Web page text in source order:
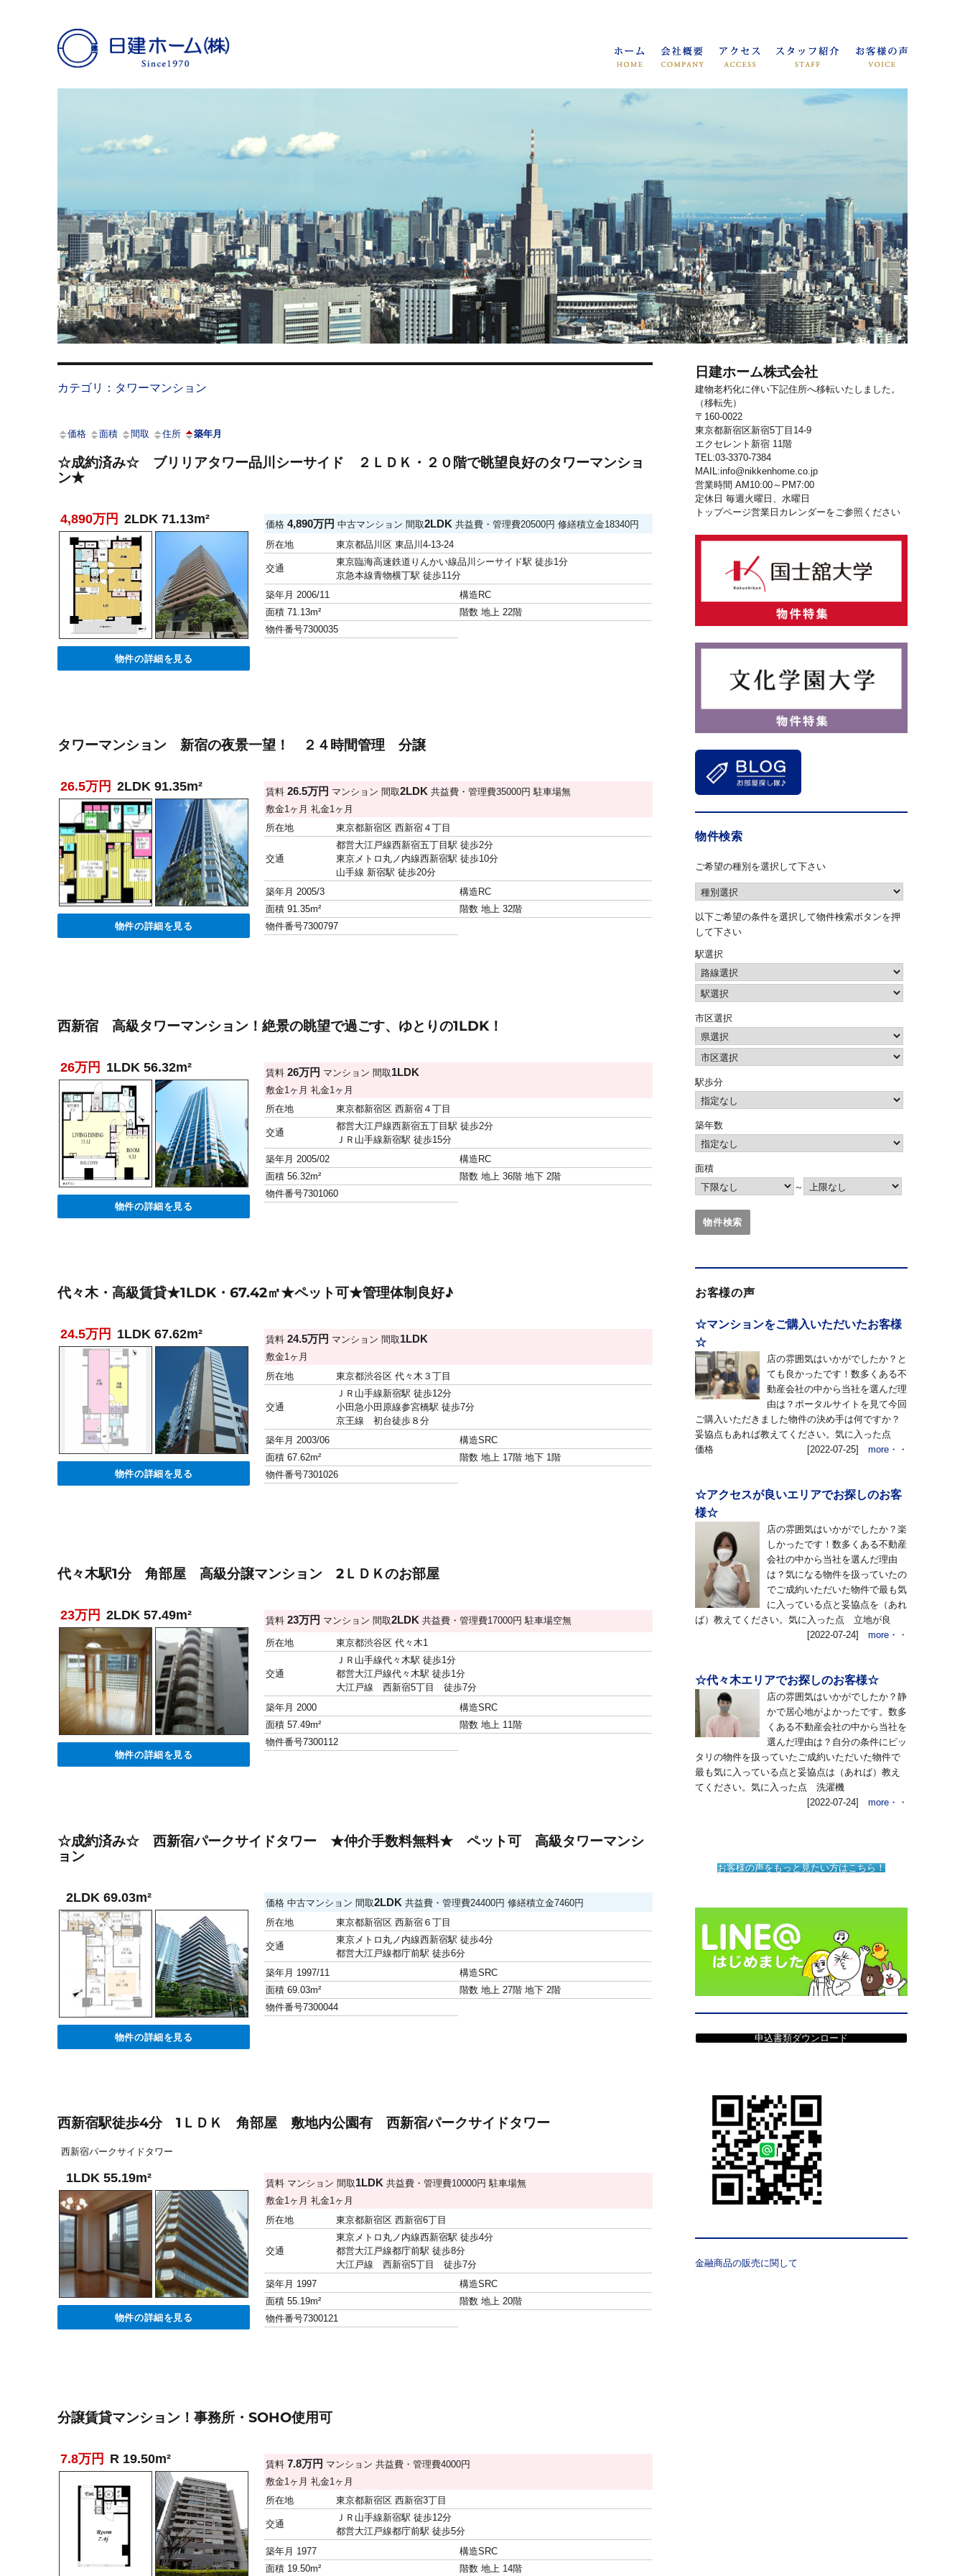
日建ホーム
カテゴリ：タワーマンション
価格 面積 間取 住所 築年月
☆成約済み☆ ブリリアタワー品川シーサイド ２ＬＤＫ・２０階で眺望良好のタワーマンショ
ン★
4,890万円 2LDK 71.13m²
物件の詳細を見る
価格 4,890万円中古マンション 間取2LDK 共益費・管理費20500円 修繕積立金18340円
所在地
東京都品川区 東品川4-13-24
交通
東京臨海高速鉄道りんかい線品川シーサイド駅 徒歩1分
京急本線青物横丁駅 徒歩11分
築年月 2006/11 構造 RC
面積 71.13m² 階数 地上 22階
物件番号7300035
タワーマンション 新宿の夜景一望！ ２４時間管理 分譲
26.5万円 2LDK 91.35m²
物件の詳細を見る
賃料 26.5万円 マンション 間取2LDK 共益費・管理費35000円 駐車場無
敷金1ヶ月 礼金1ヶ月
所在地
東京都新宿区 西新宿４丁目
交通
都営大江戸線西新宿五丁目駅 徒歩2分
東京メトロ丸ノ内線西新宿駅 徒歩10分
山手線 新宿駅 徒歩20分
築年月 2005/3 構造 RC
面積 91.35m² 階数 地上 32階
物件番号7300797
西新宿 高級タワーマンション！絶景の眺望で過ごす、ゆとりの1LDK！
26万円 1LDK 56.32m²
物件の詳細を見る
賃料 26万円 マンション 間取 1LDK
敷金1ヶ月 礼金1ヶ月
所在地
東京都新宿区 西新宿４丁目
交通
都営大江戸線西新宿五丁目駅 徒歩2分
ＪＲ山手線新宿駅 徒歩15分
築年月 2005/02 構造 RC
面積 56.32m² 階数 地上 36階 地下 2階
物件番号7301060
代々木・高級賃貸★1LDK・67.42㎡★ペット可★管理体制良好♪
24.5万円 1LDK 67.62m²
物件の詳細を見る
賃料 24.5万円 マンション 間取 1LDK
敷金1ヶ月
所在地
東京都渋谷区 代々木３丁目
交通
ＪＲ山手線新宿駅 徒歩12分
小田急小田原線参宮橋駅 徒歩7分
京王線 初台徒歩８分
築年月 2003/06 構造SRC
面積 67.62m² 階数 地上 17階 地下 1階
物件番号7301026
代々木駅1分 角部屋 高級分譲マンション 2ＬＤＫのお部屋
23万円 2LDK 57.49m²
物件の詳細を見る
賃料 23万円 マンション 間取2LDK 共益費・管理費17000円 駐車場空無
所在地 東京都渋谷区 代々木1
交通
ＪＲ山手線代々木駅 徒歩1分
都営大江戸線代々木駅 徒歩1分
大江戸線 西新宿5丁目 徒歩7分
築年月 2000 構造SRC
面積 57.49m² 階数 地上 11階
物件番号7300112
☆成約済み☆ 西新宿パークサイドタワー ★仲介手数料無料★ ペット可 高級タワーマンシ
ョン
2LDK 69.03m²
物件の詳細を見る
価格 中古マンション 間取2LDK 共益費・管理費24400円 修繕積立金7460円
所在地
東京都新宿区 西新宿６丁目
交通
東京メトロ丸ノ内線西新宿駅 徒歩4分
都営大江戸線都庁前駅 徒歩6分
築年月 1997/11 構造SRC
面積 69.03m² 階数 地上 27階 地下 2階
物件番号7300044
西新宿駅徒歩4分 1ＬＤＫ 角部屋 敷地内公園有 西新宿パークサイドタワー
西新宿パークサイドタワー
1LDK 55.19m²
物件の詳細を見る
賃料 マンション 間取 1LDK 共益費・管理費10000円 駐車場無
敷金1ヶ月 礼金1ヶ月
所在地
東京都新宿区 西新宿6丁目
交通
東京メトロ丸ノ内線西新宿駅 徒歩4分
都営大江戸線都庁前駅 徒歩8分
大江戸線 西新宿5丁目 徒歩7分
築年月 1997 構造SRC
面積 55.19m² 階数 地上 20階
物件番号7300121
分譲賃貸マンション！事務所・SOHO使用可
7.8万円 R 19.50m² 賃料 7.8万円 マンション 共益費・管理費4000円
敷金1ヶ月 礼金1ヶ月
所在地
東京都新宿区 西新宿3丁目
交通
ＪＲ山手線新宿駅 徒歩12分
都営大江戸線都庁前駅 徒歩5分
築年月 1977 構造SRC
面積 19.50m² 階数 地上 14階
日建ホーム株式会社
建物老朽化に伴い下記住所へ移転いたしました。
（移転先）
〒160-0022
東京都新宿区新宿5丁目14-9
エクセレント新宿 11階
TEL:03-3370-7384
MAIL:info@nikkenhome.co.jp
営業時間 AM10:00～PM7:00
定休日 毎週火曜日、水曜日
トップページ営業日カレンダーをご参照ください
物件検索
ご希望の種別を選択して下さい
以下ご希望の条件を選択して物件検索ボタンを押
して下さい
駅選択
市区選択
駅歩分
築年数
面積
～
お客様の声
☆マンションをご購入いただいたお客様
☆
店の雰囲気はいかがでしたか？と
ても良かったです！数多くある不
動産会社の中から当社を選んだ理
由は？ポータルサイトを見て今回
ご購入いただきました物件の決め手は何ですか？
妥協点もあれば教えてください。気に入った点
価格
[2022-07-25] more・・
☆アクセスが良いエリアでお探しのお客
様☆
店の雰囲気はいかがでしたか？楽
しかったです！数多くある不動産
会社の中から当社を選んだ理由
は？気になる物件を扱っていたの
でご成約いただいた物件で最も気
に入っている点と妥協点を（あれ
ば）教えてください。気に入った点 立地が良
[2022-07-24] more・・
☆代々木エリアでお探しのお客様☆
店の雰囲気はいかがでしたか？静
かで居心地がよかったです。数多
くある不動産会社の中から当社を
選んだ理由は？自分の条件にピッ
タリの物件を扱っていたご成約いただいた物件で
最も気に入っている点と妥協点は（あれば）教え
てください。気に入った点 洗濯機
[2022-07-24] more・・
お客様の声をもっと見たい方はこちら！
申込書類ダウンロード
金融商品の販売に関して